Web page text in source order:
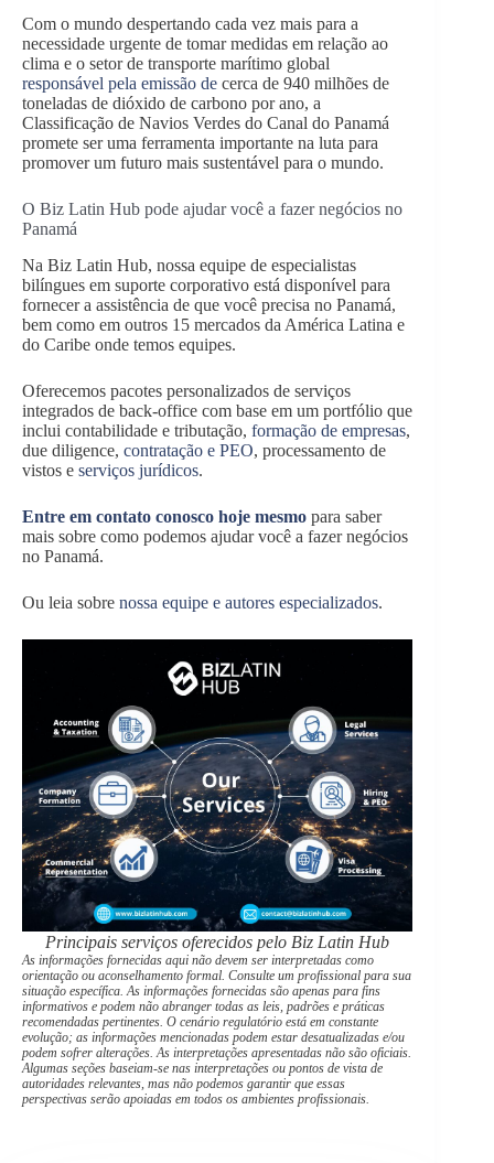
Com o mundo despertando cada vez mais para a
necessidade urgente de tomar medidas em relação ao
clima e o setor de transporte marítimo global
responsável pela emissão de cerca de 940 milhões de
toneladas de dióxido de carbono por ano, a
Classificação de Navios Verdes do Canal do Panamá
promete ser uma ferramenta importante na luta para
promover um futuro mais sustentável para o mundo.
O Biz Latin Hub pode ajudar você a fazer negócios no
Panamá
Na Biz Latin Hub, nossa equipe de especialistas
bilíngues em suporte corporativo está disponível para
fornecer a assistência de que você precisa no Panamá,
bem como em outros 15 mercados da América Latina e
do Caribe onde temos equipes.
Oferecemos pacotes personalizados de serviços
integrados de back-office com base em um portfólio que
inclui contabilidade e tributação, formação de empresas,
due diligence, contratação e PEO, processamento de
vistos e serviços jurídicos.
Entre em contato conosco hoje mesmo para saber
mais sobre como podemos ajudar você a fazer negócios
no Panamá.
Ou leia sobre nossa equipe e autores especializados.
Principais serviços oferecidos pelo Biz Latin Hub
As informações fornecidas aqui não devem ser interpretadas como
orientação ou aconselhamento formal. Consulte um profissional para sua
situação específica. As informações fornecidas são apenas para fins
informativos e podem não abranger todas as leis, padrões e práticas
recomendadas pertinentes. O cenário regulatório está em constante
evolução; as informações mencionadas podem estar desatualizadas e/ou
podem sofrer alterações. As interpretações apresentadas não são oficiais.
Algumas seções baseiam-se nas interpretações ou pontos de vista de
autoridades relevantes, mas não podemos garantir que essas
perspectivas serão apoiadas em todos os ambientes profissionais.